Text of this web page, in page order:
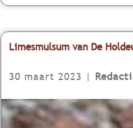
o
k
e
i
r
B
e
o
n
Limesmulsum van De
30 maart 2023 |
L
i